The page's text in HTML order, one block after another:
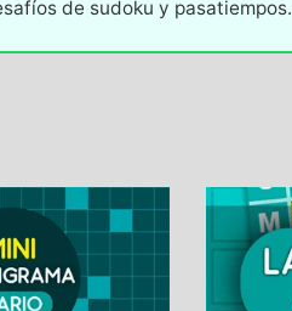
de sudoku y pasatiempos.